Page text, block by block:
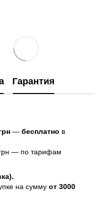
Гарантия
— бесплатно в
— по тарифам
на сумму от 3000